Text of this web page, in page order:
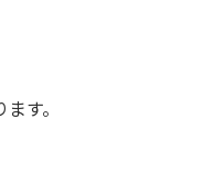
す。